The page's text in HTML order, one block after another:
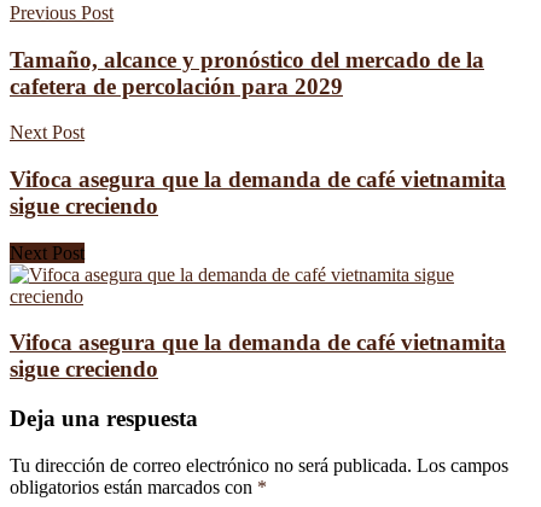
Previous Post
Tamaño, alcance y pronóstico del mercado de la
cafetera de percolación para 2029
Next Post
Vifoca asegura que la demanda de café vietnamita
sigue creciendo
Next Post
Vifoca asegura que la demanda de café vietnamita
sigue creciendo
Deja una respuesta
Tu dirección de correo electrónico no será publicada. Los campos
obligatorios están marcados con *